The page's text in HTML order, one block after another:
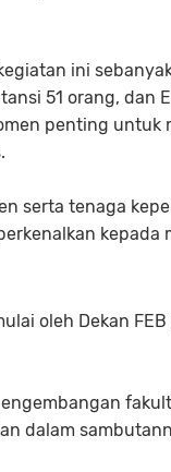
ini
51 orang, dan
penting untuk
serta tenaga
oleh Dekan
dalam